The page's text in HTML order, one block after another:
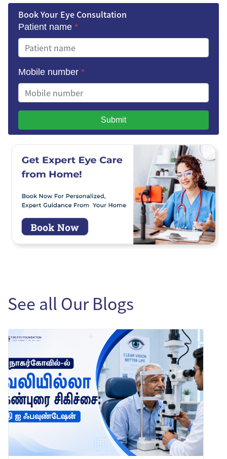
Book Your Eye Consultation
Patient name *
Mobile number *
Submit
See all Our Blogs